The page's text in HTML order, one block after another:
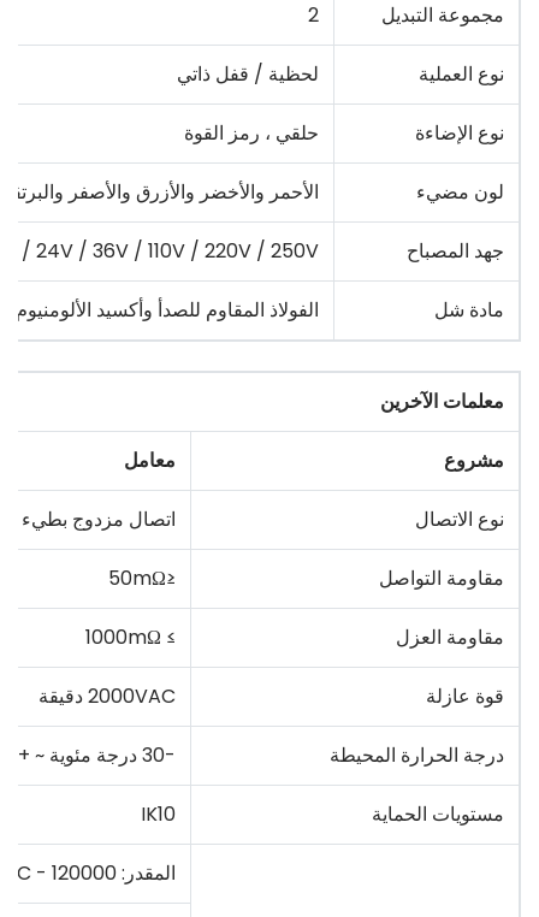
مجموعة التبديل 2
نوع العملية لحظية / قفل ذاتي
نوع الإضاءة حلقي ، رمز القوة
لون مضيء الأحمر والأخضر والأزرق والأصفر
جهد المصباح / 24V / 36V / 110V / 220V / 250V
مادة شل الفولاذ المقاوم للصدأ وأكسيد
معلمات الآخرين
مشروع معامل
نوع الاتصال اتصال مزدوج بطيء
مقاومة التواصل ≤50mΩ
مقاومة العزل ≥ 1000mΩ
قوة عازلة 2000VAC دقيقة
درجة الحرارة المحيطة -30 درجة مئوية ~ + 80 درجة مئوية
مستويات الحماية IK10
المقدر: 2A250VAC - 120000 مرة